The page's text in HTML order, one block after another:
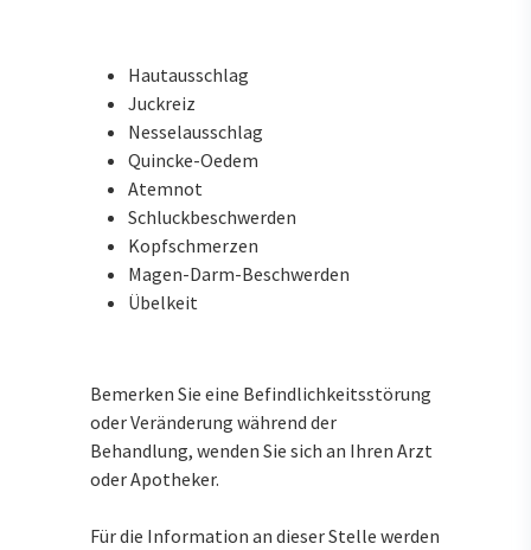
Hautausschlag
Juckreiz
Nesselausschlag
Quincke-Oedem
Atemnot
Schluckbeschwerden
Kopfschmerzen
Magen-Darm-Beschwerden
Übelkeit
Bemerken Sie eine Befindlichkeitsstörung
oder Veränderung während der
Behandlung, wenden Sie sich an Ihren Arzt
oder Apotheker.
Für die Information an dieser Stelle werden